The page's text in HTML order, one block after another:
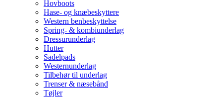
Hovboots
Hase- og knæbeskyttere
Western benbeskyttelse
Spring- & kombiunderlag
Dressurunderlag
Hutter
Sadelpads
Westernunderlag
Tilbehør til underlag
Trenser & næsebånd
Tøjler